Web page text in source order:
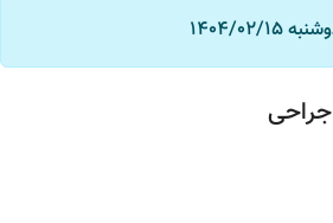
1404/02/15